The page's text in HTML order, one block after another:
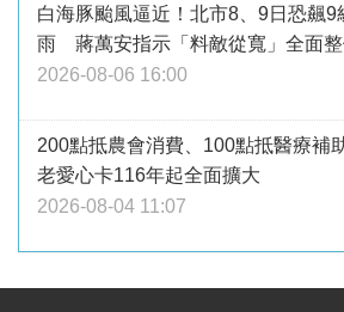
白海豚颱風逼近！北市8、9日恐飆9
雨 蔣萬安指示「料敵從寬」全面
2026-08-06 16:00
200點抵農會消費、100點抵醫療
老愛心卡116年起全面擴大
2026-08-04 11:07